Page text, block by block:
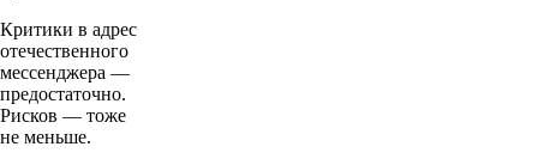
Критики в адрес
отечественного
мессенджера —
предостаточно.
Рисков — тоже
не меньше.